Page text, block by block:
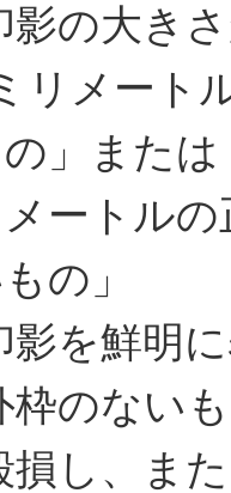
影の大き
リメート
」また
メートル
の」
影を鮮明
枠のない
損し、ま